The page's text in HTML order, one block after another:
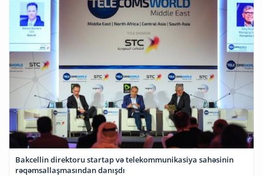
Bakcellin direktoru startap və telekommunikasiya sahəsinin
rəqəmsallaşmasından danışdı